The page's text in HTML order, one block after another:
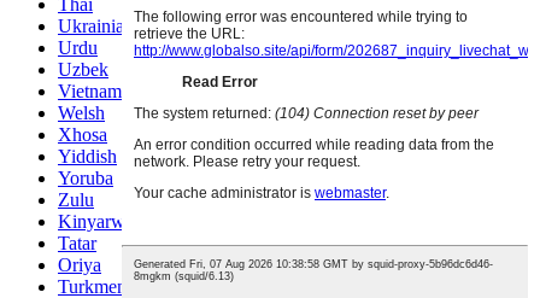
Thai
Ukrainian
Urdu
Uzbek
Vietnamese
Welsh
Xhosa
Yiddish
Yoruba
Zulu
Kinyarwanda
Tatar
Oriya
Turkmen